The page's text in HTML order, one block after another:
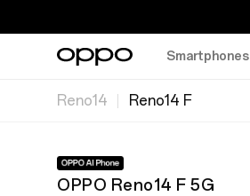
Smartphones
Reno14 Reno14 F
OPPO Reno14 F 5G